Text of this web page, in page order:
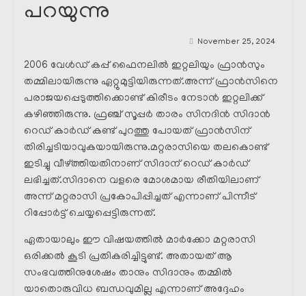
പറയുന്നു
November 25, 2024
2006 വേൾഡ് കപ്പ് ഫൈനലിൽ ഇറ്റലിയും ഫ്രാൻസും
തമ്മിലായിരുന്നു ഏറ്റുമുട്ടിയിരുന്നത്.അന്ന് ഫ്രാൻസിനെ
പരാജയപ്പെടുത്തിക്കൊണ്ട് കിരീടം നേടാൻ ഇറ്റലിക്ക്
കഴിഞ്ഞിരുന്നു. ഫ്രഞ്ച് സൂപ്പർ താരം സിനദിൻ സിദാൻ
റെഡ് കാർഡ് കണ്ട് പുറത്തു പോയത് ഫ്രാൻസിന്
തിരിച്ചടിയാവുകയായിരുന്നു.മറ്റരാസിയെ തലകൊണ്ട്
ഇടിച്ചു വീഴ്ത്തിയതിനാണ് സിദാന് റെഡ് കാർഡ്
ലഭിച്ചത്.സിദാനെ വളരെ മോശമായ രീതിയിലാണ്
അന്ന് മറ്റരാസി പ്രകോപിപ്പിച്ചത് എന്നാണ് പിന്നീട്
റിപ്പോർട്ട് ചെയ്യപ്പെട്ടിരുന്നത്.
ഏതായാലും ഈ വിഷയത്തിൽ മാർക്കോ മറ്റരാസി
ഒരിക്കൽ കൂടി പ്രതികരിച്ചിട്ടുണ്ട്. അതായത് ആ
സംഭവത്തിനുശേഷം താനും സിദാനും തമ്മിൽ
യാതൊരുവിധ ബന്ധവുമില്ല എന്നാണ് അദ്ദേഹം